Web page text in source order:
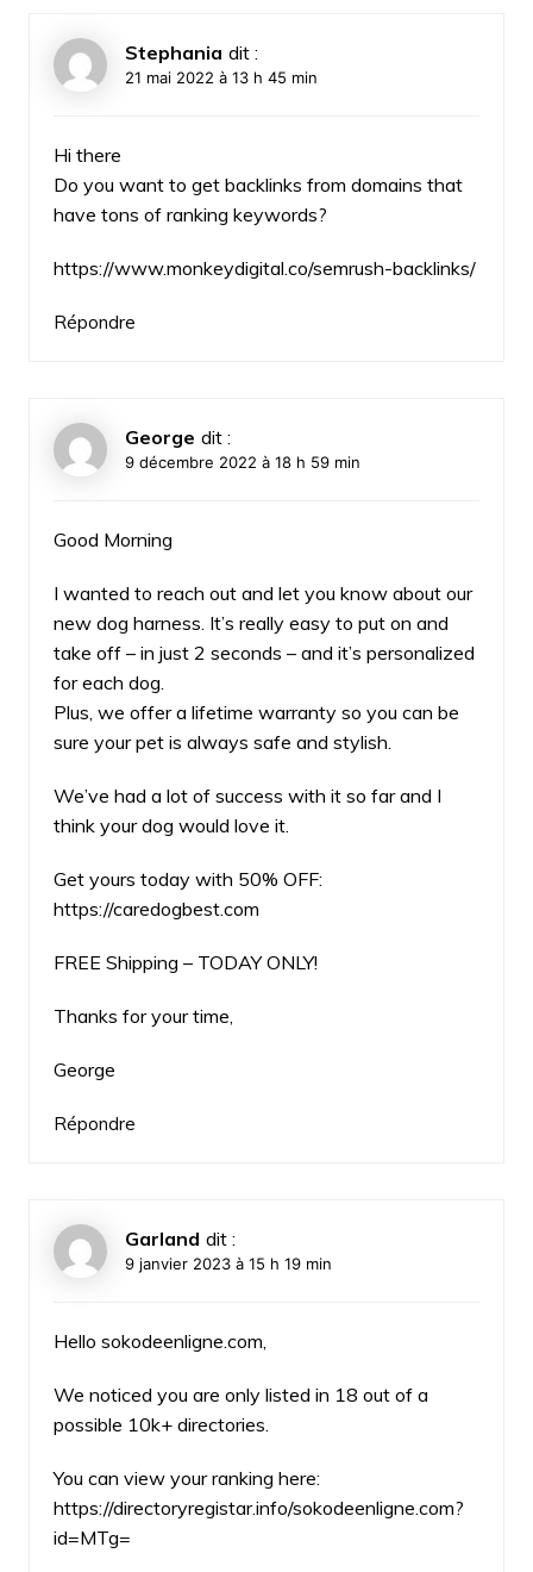
Stephania dit :
21 mai 2022 à 13 h 45 min
Hi there
Do you want to get backlinks from domains that
have tons of ranking keywords?
https://www.monkeydigital.co/semrush-backlinks/
Répondre
George dit :
9 décembre 2022 à 18 h 59 min
Good Morning
I wanted to reach out and let you know about our
new dog harness. It’s really easy to put on and
take off – in just 2 seconds – and it’s personalized
for each dog.
Plus, we offer a lifetime warranty so you can be
sure your pet is always safe and stylish.
We’ve had a lot of success with it so far and I
think your dog would love it.
Get yours today with 50% OFF:
https://caredogbest.com
FREE Shipping – TODAY ONLY!
Thanks for your time,
George
Répondre
Garland dit :
9 janvier 2023 à 15 h 19 min
Hello sokodeenligne.com,
We noticed you are only listed in 18 out of a
possible 10k+ directories.
You can view your ranking here:
https://directoryregistar.info/sokodeenligne.com?
id=MTg=